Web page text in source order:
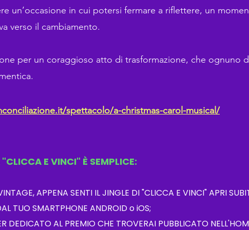
un’occasione in cui potersi fermare a riflettere, un
verso il cambiamento.
per un coraggioso atto di trasformazione, che ognuno
spettacolo/a-christmas-carol-musical/
E VINCI" È SEMPLICE:
APPENA SENTI IL JINGLE DI "CLICCA E VINCI" APRI
TUO SMARTPHONE ANDROID o iOS;
DEDICATO AL PREMIO CHE TROVERAI PUBBLICATO